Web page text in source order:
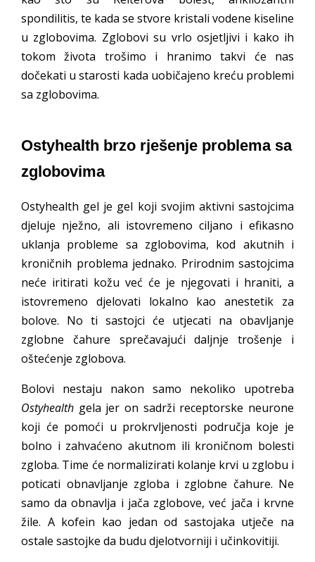
spondilitis, te kada se stvore kristali vodene kiseline
u zglobovima. Zglobovi su vrlo osjetljivi i kako ih
tokom života trošimo i hranimo takvi će nas
dočekati u starosti kada uobičajeno kreću problemi
sa zglobovima.
Ostyhealth brzo rješenje problema sa
zglobovima
Ostyhealth gel je gel koji svojim aktivni sastojcima
djeluje nježno, ali istovremeno ciljano i efikasno
uklanja probleme sa zglobovima, kod akutnih i
kroničnih problema jednako. Prirodnim sastojcima
neće iritirati kožu već će je njegovati i hraniti, a
istovremeno djelovati lokalno kao anestetik za
bolove. No ti sastojci će utjecati na obavljanje
zglobne čahure sprečavajući daljnje trošenje i
oštećenje zglobova.
Bolovi nestaju nakon samo nekoliko upotreba
Ostyhealth gela jer on sadrži receptorske neurone
koji će pomoći u prokrvljenosti područja koje je
bolno i zahvaćeno akutnom ili kroničnom bolesti
zgloba. Time će normalizirati kolanje krvi u zglobu i
poticati obnavljanje zgloba i zglobne čahure. Ne
samo da obnavlja i jača zglobove, već jača i krvne
žile. A kofein kao jedan od sastojaka utječe na
ostale sastojke da budu djelotvorniji i učinkovitiji.